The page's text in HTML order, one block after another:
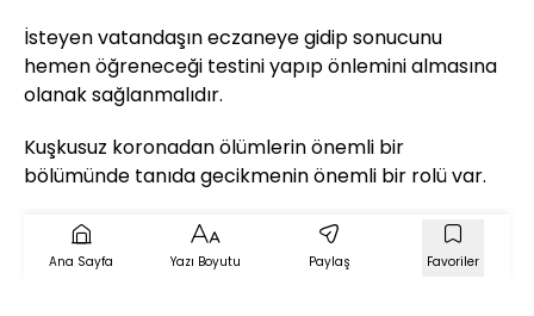
İsteyen vatandaşın eczaneye gidip sonucunu
hemen öğreneceği testini yapıp önlemini almasına
olanak sağlanmalıdır.
Kuşkusuz koronadan ölümlerin önemli bir
bölümünde tanıda gecikmenin önemli bir rolü var.
Ana Sayfa Yazı Boyutu Paylaş Favoriler